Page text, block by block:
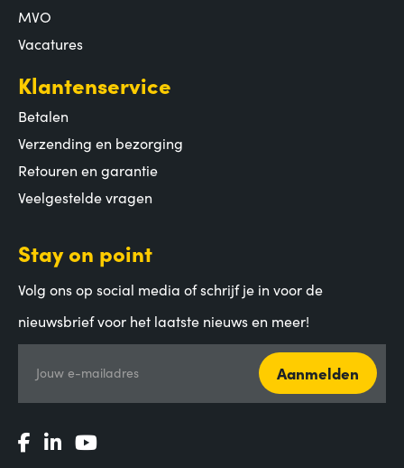
MVO
Vacatures
Klantenservice
Betalen
Verzending en bezorging
Retouren en garantie
Veelgestelde vragen
Stay on point
Volg ons op social media of schrijf je in voor de
nieuwsbrief voor het laatste nieuws en meer!
Jouw e-mailadres Aanmelden